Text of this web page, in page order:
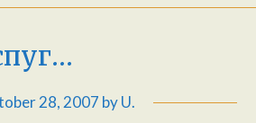
28, 2007 byU.